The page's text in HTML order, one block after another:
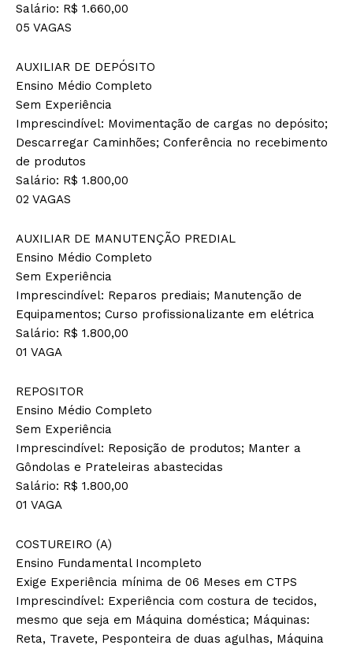
Salário: R$ 1.660,00
05 VAGAS
AUXILIAR DE DEPÓSITO
Ensino Médio Completo
Sem Experiência
Imprescindível: Movimentação de cargas no depósito;
Descarregar Caminhões; Conferência no recebimento
de produtos
Salário: R$ 1.800,00
02 VAGAS
AUXILIAR DE MANUTENÇÃO PREDIAL
Ensino Médio Completo
Sem Experiência
Imprescindível: Reparos prediais; Manutenção de
Equipamentos; Curso profissionalizante em elétrica
Salário: R$ 1.800,00
01 VAGA
REPOSITOR
Ensino Médio Completo
Sem Experiência
Imprescindível: Reposição de produtos; Manter a
Gôndolas e Prateleiras abastecidas
Salário: R$ 1.800,00
01 VAGA
COSTUREIRO (A)
Ensino Fundamental Incompleto
Exige Experiência mínima de 06 Meses em CTPS
Imprescindível: Experiência com costura de tecidos,
mesmo que seja em Máquina doméstica; Máquinas:
Reta, Travete, Pesponteira de duas agulhas, Máquina